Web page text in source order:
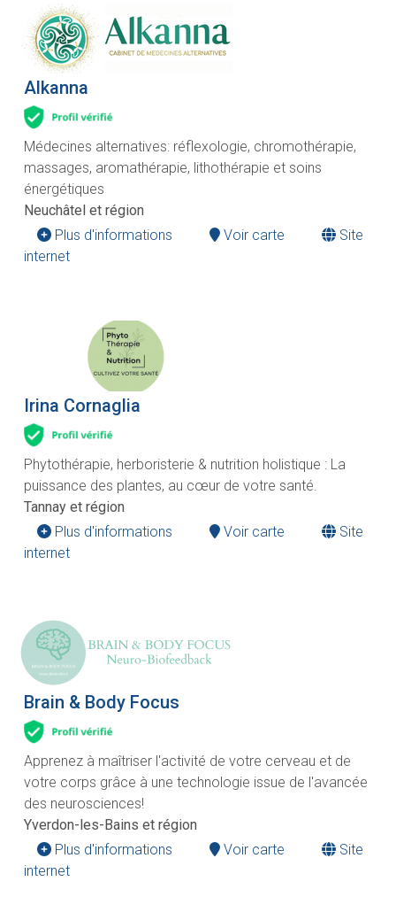
Alkanna
Médecines alternatives: réflexologie, chromothérapie,
massages, aromathérapie, lithothérapie et soins
énergétiques
Neuchâtel et région
Plus d'informations
Voir carte
Site
internet
Irina Cornaglia
Phytothérapie, herboristerie & nutrition holistique : La
puissance des plantes, au cœur de votre santé.
Tannay et région
Plus d'informations
Voir carte
Site
internet
Brain & Body Focus
Apprenez à maîtriser l'activité de votre cerveau et de
votre corps grâce à une technologie issue de l'avancée
des neurosciences!
Yverdon-les-Bains et région
Plus d'informations
Voir carte
Site
internet